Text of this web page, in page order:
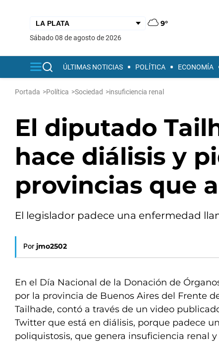
9°
sábado 08 de agosto de 2026
ÚLTIMAS NOTICIAS POLÍTICA ECONOMÍA
Portada >Política >Sociedad >insuficiencia renal
El diputado
hace diálisis y
provincias que
El legislador padece una enfermedad
Por jmo2502
En el Día Nacional de la Donación de
por la provincia de Buenos Aires del Frente
Tailhade, contó a través de un video
Twitter que está en diálisis, porque padece
poliquistosis, que genera insuficiencia renal